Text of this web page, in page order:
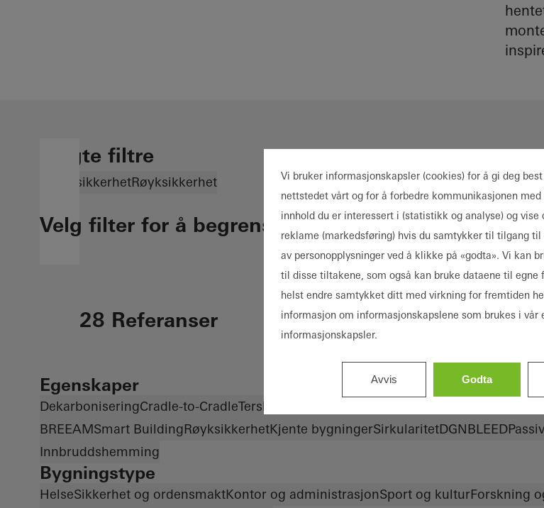
Valgte filtre
BrannsikkerhetRøyksikkerhet
Velg filter for å begrense resultatene
28 Referanser
Egenskaper
DekarboniseringCradle-to-CradleTerskelfri
BREEAMSmart BuildingRøyksikkerhetKjente bygningerSirkularitetDGNBLEED
Innbruddshemming
Bygningstype
HelseSikkerhet og ordensmaktKontor og administrasjonSport og kulturForskning
Vi bruker informasjonskapsler (cookies) for å gi deg
nettstedet vårt og for å forbedre kommunikasjonen
innhold du er interessert i (statistikk og analyse) og vise
reklame (markedsføring) hvis du samtykker til tilgang
av personopplysninger ved å klikke på «godta». Vi kan
til disse tiltakene, som også kan bruke dataene til egne
helst endre samtykket ditt med virkning for fremtiden
informasjon om informasjonskapslene som brukes i
informasjonskapsler.
Avvis Godta